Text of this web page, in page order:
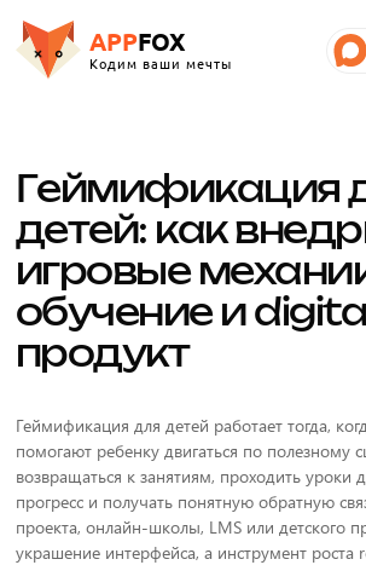
APPFOX
Кодим ваши мечты
Геймификация
детей: как
игровые
обучение и
продукт
Геймификация для детей работает тогда,
помогают ребенку двигаться по полезному
возвращаться к занятиям, проходить уроки
прогресс и получать понятную обратную
проекта, онлайн-школы, LMS или детского
украшение интерфейса, а инструмент роста